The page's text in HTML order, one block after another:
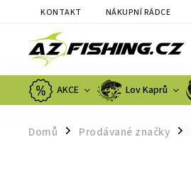
KONTAKT NÁKUPNÍ RÁDCE
AKCE Lov Kaprů
Domů / Prodávané značky /